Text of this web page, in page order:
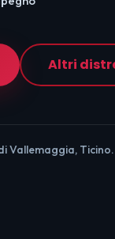
Altri
Vallemaggia, Ticino.